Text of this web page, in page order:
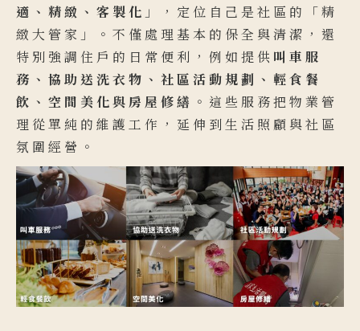
適、精緻、客製化 」，定位自己是社區的「精
緻大管家」。不僅處理基本的保全與清潔，還
特別強調住戶的日常便利，例如提供 叫車服
務、協助送洗衣物、社區活動規劃、輕食餐
飲、空間美化與房屋修繕 。這些服務把物業管
理從單純的維護工作，延伸到生活照顧與社區
氛圍經營。